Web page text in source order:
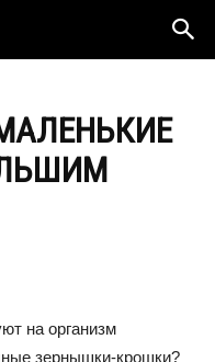
на организм
зернышки-крошки?